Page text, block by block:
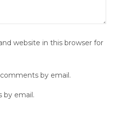
website in this browser for
by email.
by email.